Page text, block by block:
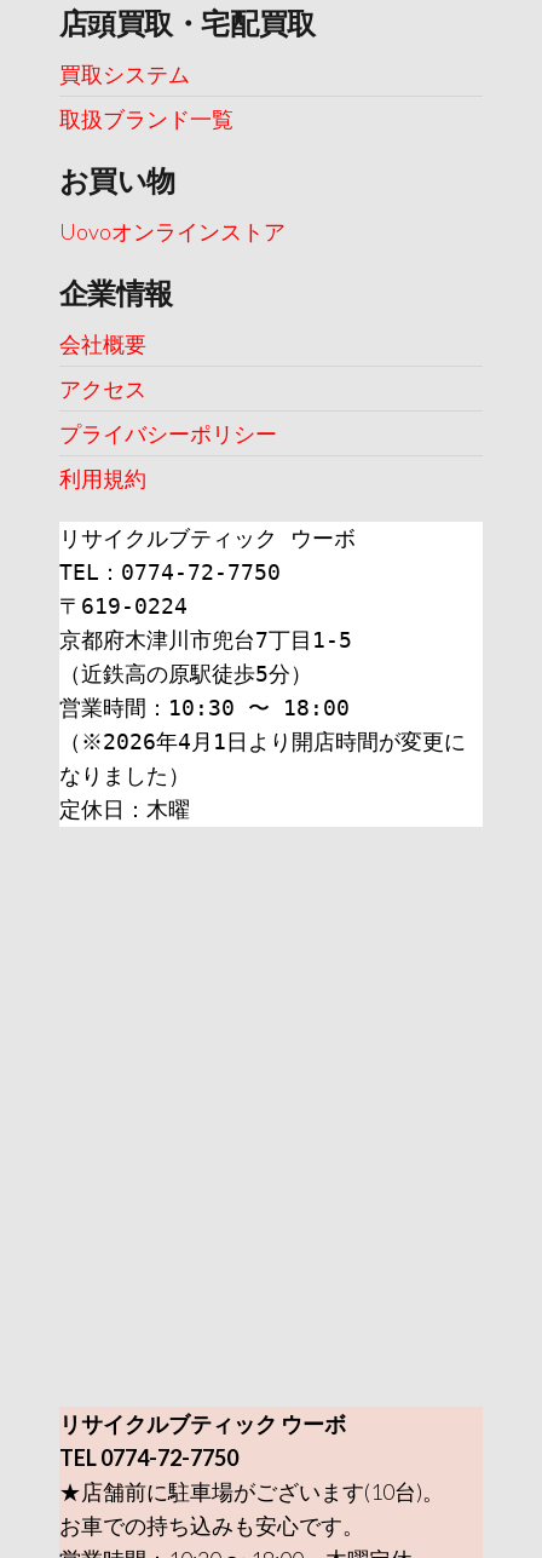
店頭買取・宅配買取
買取システム
取扱ブランド一覧
お買い物
Uovoオンラインストア
企業情報
会社概要
アクセス
プライバシーポリシー
利用規約
リサイクルブティック ウーボ
TEL：0774-72-7750
〒619-0224
京都府木津川市兜台7丁目1-5
（近鉄高の原駅徒歩5分）
営業時間：10:30 〜 18:00
（※2026年4月1日より開店時間が変更に
なりました）
定休日：木曜
リサイクルブティック ウーボ
TEL 0774-72-7750
★店舗前に駐車場がございます(10台)。
お車での持ち込みも安心です。